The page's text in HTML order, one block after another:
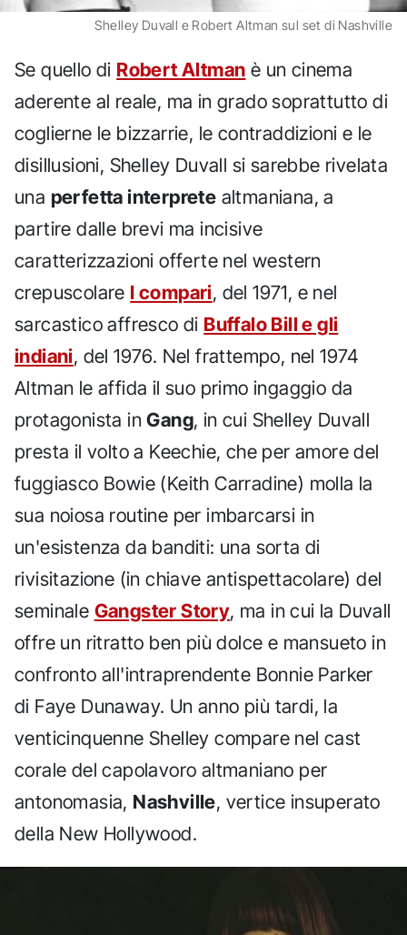
Shelley Duvall e Robert Altman sul set di Nashville
Se quello di Robert Altman è un cinema
aderente al reale, ma in grado soprattutto di
coglierne le bizzarrie, le contraddizioni e le
disillusioni, Shelley Duvall si sarebbe rivelata
una perfetta interprete altmaniana, a
partire dalle brevi ma incisive
caratterizzazioni offerte nel western
crepuscolare I compari, del 1971, e nel
sarcastico affresco di Buffalo Bill e gli
indiani, del 1976. Nel frattempo, nel 1974
Altman le affida il suo primo ingaggio da
protagonista inGang, in cui Shelley Duvall
presta il volto a Keechie, che per amore del
fuggiasco Bowie (Keith Carradine) molla la
sua noiosa routine per imbarcarsi in
un'esistenza da banditi: una sorta di
rivisitazione (in chiave antispettacolare) del
seminale Gangster Story, ma in cui la Duvall
offre un ritratto ben più dolce e mansueto in
confronto all'intraprendente Bonnie Parker
di Faye Dunaway. Un anno più tardi, la
venticinquenne Shelley compare nel cast
corale del capolavoro altmaniano per
antonomasia, Nashville, vertice insuperato
della New Hollywood.